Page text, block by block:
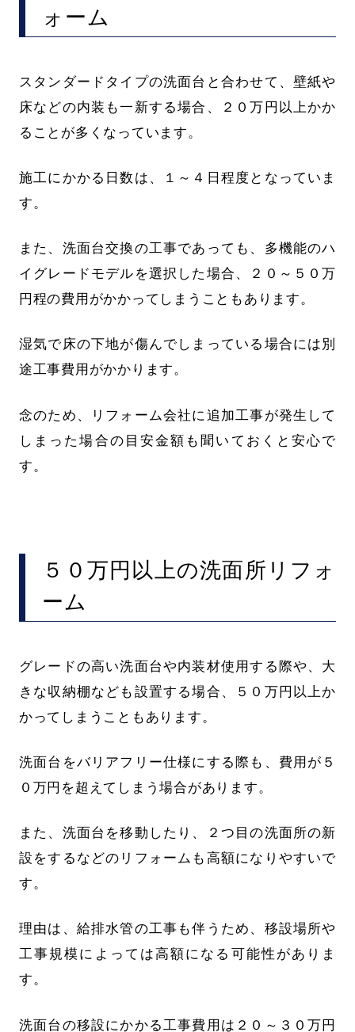
ォーム
スタンダードタイプの洗面台と合わせて、壁紙や
床などの内装も一新する場合、２０万円以上かか
ることが多くなっています。
施工にかかる日数は、１～４日程度となっていま
す。
また、洗面台交換の工事であっても、多機能のハ
イグレードモデルを選択した場合、２０～５０万
円程の費用がかかってしまうこともあります。
湿気で床の下地が傷んでしまっている場合には別
途工事費用がかかります。
念のため、リフォーム会社に追加工事が発生して
しまった場合の目安金額も聞いておくと安心で
す。
５０万円以上の洗面所リフォ
ーム
グレードの高い洗面台や内装材使用する際や、大
きな収納棚なども設置する場合、５０万円以上か
かってしまうこともあります。
洗面台をバリアフリー仕様にする際も、費用が５
０万円を超えてしまう場合があります。
また、洗面台を移動したり、２つ目の洗面所の新
設をするなどのリフォームも高額になりやすいで
す。
理由は、給排水管の工事も伴うため、移設場所や
工事規模によっては高額になる可能性がありま
す。
洗面台の移設にかかる工事費用は２０～３０万円